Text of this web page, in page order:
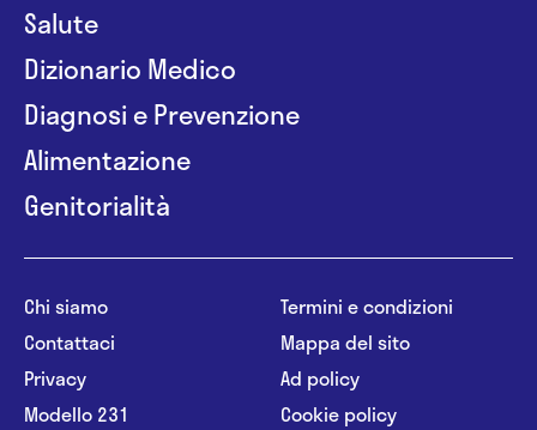
Salute
Dizionario Medico
Diagnosi e Prevenzione
Alimentazione
Genitorialità
Chi siamo
Contattaci
Privacy
Modello 231
Termini e condizioni
Mappa del sito
Ad policy
Cookie policy